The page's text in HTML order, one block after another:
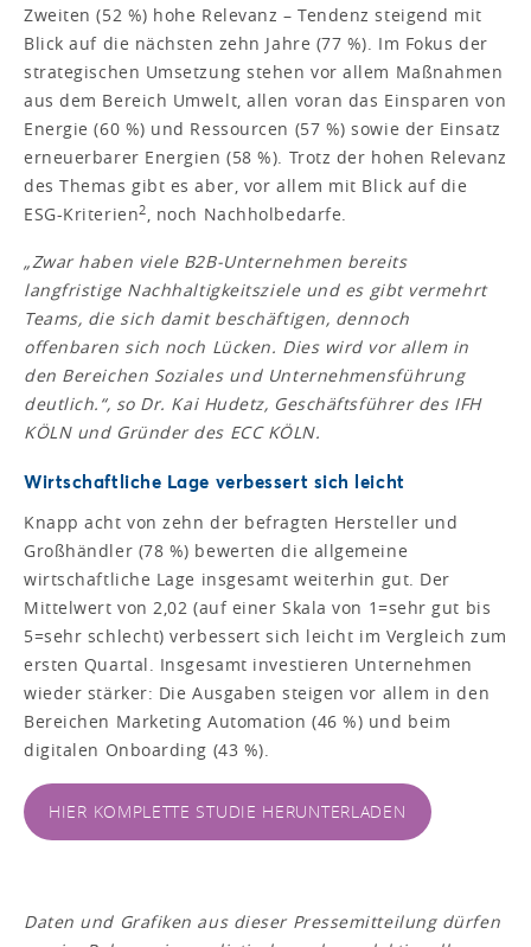
Zweiten (52 %) hohe Relevanz – Tendenz steigend mit
Blick auf die nächsten zehn Jahre (77 %). Im Fokus der
strategischen Umsetzung stehen vor allem Maßnahmen
aus dem Bereich Umwelt, allen voran das Einsparen von
Energie (60 %) und Ressourcen (57 %) sowie der Einsatz
erneuerbarer Energien (58 %). Trotz der hohen Relevanz
des Themas gibt es aber, vor allem mit Blick auf die
ESG-Kriterien2, noch Nachholbedarfe.
„Zwar haben viele B2B-Unternehmen bereits
langfristige Nachhaltigkeitsziele und es gibt vermehrt
Teams, die sich damit beschäftigen, dennoch
offenbaren sich noch Lücken. Dies wird vor allem in
den Bereichen Soziales und Unternehmensführung
deutlich.“, so Dr. Kai Hudetz, Geschäftsführer des IFH
KÖLN und Gründer des ECC KÖLN.
Wirtschaftliche Lage verbessert sich leicht
Knapp acht von zehn der befragten Hersteller und
Großhändler (78 %) bewerten die allgemeine
wirtschaftliche Lage insgesamt weiterhin gut. Der
Mittelwert von 2,02 (auf einer Skala von 1=sehr gut bis
5=sehr schlecht) verbessert sich leicht im Vergleich zum
ersten Quartal. Insgesamt investieren Unternehmen
wieder stärker: Die Ausgaben steigen vor allem in den
Bereichen Marketing Automation (46 %) und beim
digitalen Onboarding (43 %).
HIER KOMPLETTE STUDIE HERUNTERLADEN
Daten und Grafiken aus dieser Pressemitteilung dürfen